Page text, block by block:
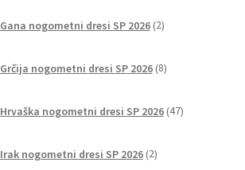
Gana nogometni dresi SP 2026 2izdelka
Grčija nogometni dresi SP 2026 8izdelkov
Hrvaška nogometni dresi SP 2026 47izdelkov
Irak nogometni dresi SP 2026 2izdelka